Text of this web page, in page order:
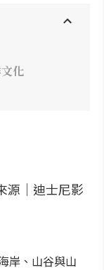
化
岸、山谷與山